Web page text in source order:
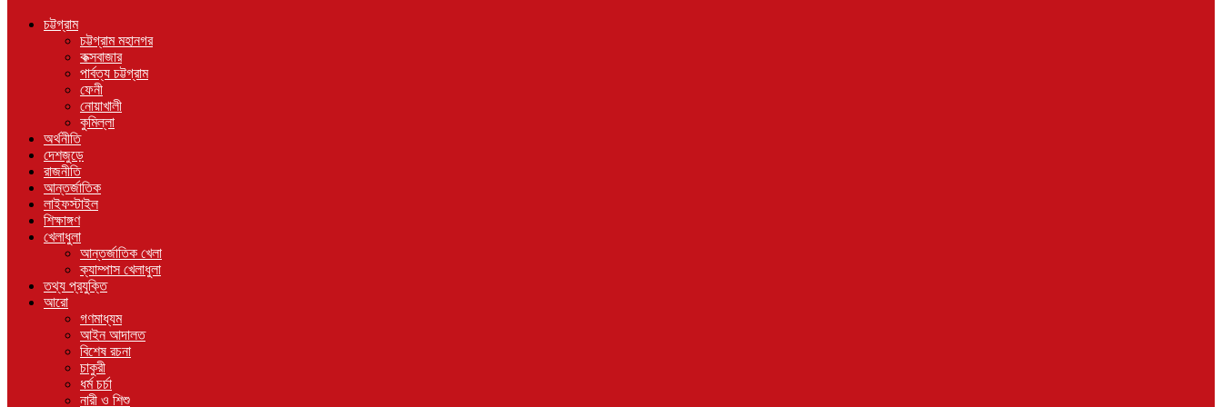
চট্টগ্রাম
চট্টগ্রাম মহানগর
কক্সবাজার
পার্বত্য চট্টগ্রাম
ফেনী
নোয়াখালী
কুমিল্লা
অর্থনীতি
দেশজুড়ে
রাজনীতি
আন্তর্জাতিক
লাইফস্টাইল
শিক্ষাঙ্গণ
খেলাধুলা
আন্তর্জাতিক খেলা
ক্যাম্পাস খেলাধুলা
তথ্য প্রযুক্তি
আরো
গণমাধ্যম
আইন আদালত
বিশেষ রচনা
চাকুরী
ধর্ম চর্চা
নারী ও শিশু